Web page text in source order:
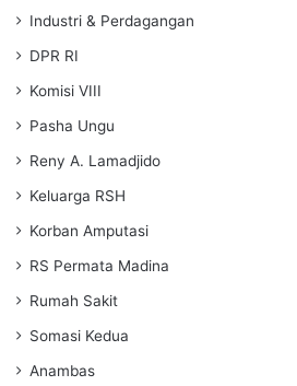
Industri & Perdagangan
DPR RI
Komisi VIII
Pasha Ungu
Reny A. Lamadjido
Keluarga RSH
Korban Amputasi
RS Permata Madina
Rumah Sakit
Somasi Kedua
Anambas